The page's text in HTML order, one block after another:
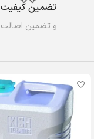
تضمین کیفیت
و تضمین اصالت